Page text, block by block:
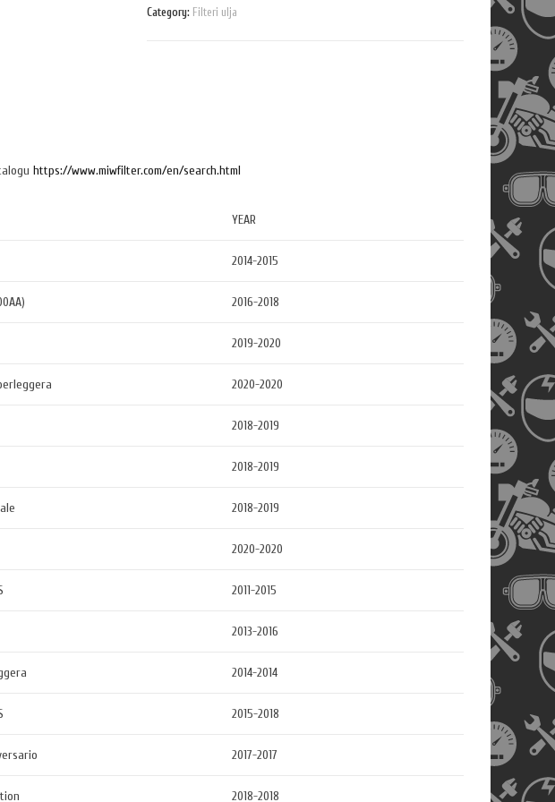
n
Category: Filteri ulja
https://www.miwfilter.com/en/search.html
YEAR
2014-2015
2016-2018
2019-2020
2020-2020
2018-2019
2018-2019
2018-2019
2020-2020
2011-2015
2013-2016
2014-2014
2015-2018
2017-2017
2018-2018